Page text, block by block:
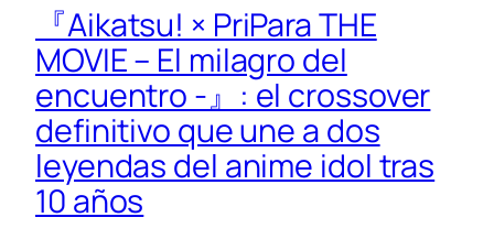
『Aikatsu! × PriPara THE
MOVIE – El milagro del
encuentro -』: el crossover
definitivo que une a dos
leyendas del anime idol tras
10 años